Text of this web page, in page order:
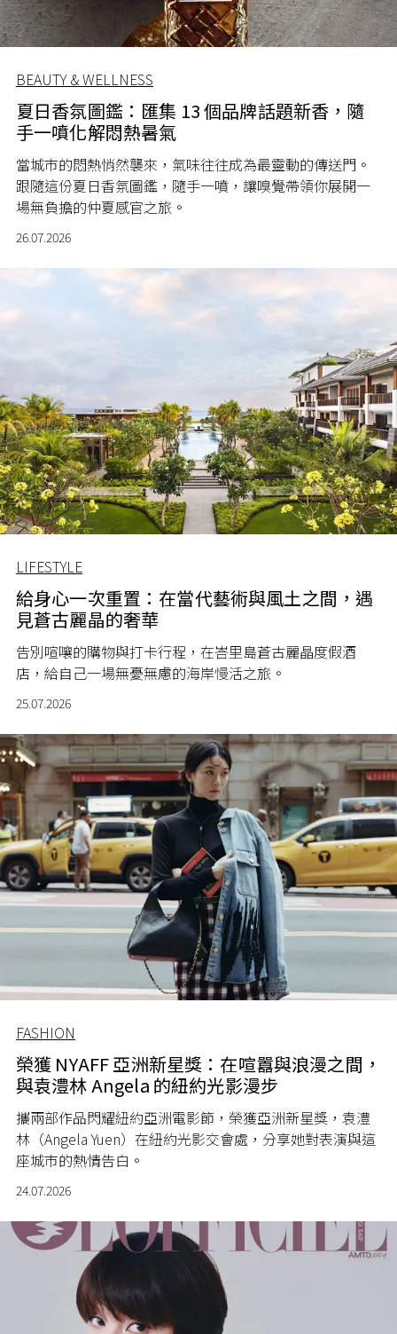
BEAUTY & WELLNESS
夏日香氛圖鑑：匯集 13 個品牌話題新香，隨
手一噴化解悶熱暑氣
當城市的悶熱悄然襲來，氣味往往成為最靈動的傳送門。
跟隨這份夏日香氛圖鑑，隨手一噴，讓嗅覺帶領你展開一
場無負擔的仲夏感官之旅。
26.07.2026
LIFESTYLE
給身心一次重置：在當代藝術與風土之間，遇
見蒼古麗晶的奢華
告別喧嚷的購物與打卡行程，在峇里島蒼古麗晶度假酒
店，給自己一場無憂無慮的海岸慢活之旅。
25.07.2026
FASHION
榮獲 NYAFF 亞洲新星獎：在喧囂與浪漫之間，
與袁澧林 Angela 的紐約光影漫步
攜兩部作品閃耀紐約亞洲電影節，榮獲亞洲新星獎，袁澧
林（Angela Yuen）在紐約光影交會處，分享她對表演與這
座城市的熱情告白。
24.07.2026